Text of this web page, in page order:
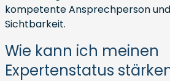
kompetente Ansprechperson
Sichtbarkeit.
Wie kann ich meinen
Expertenstatus